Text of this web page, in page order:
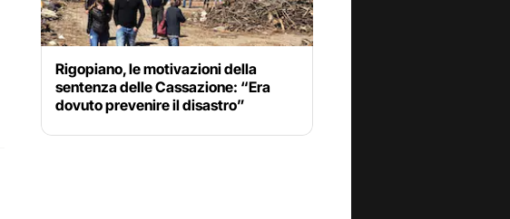
Rigopiano, le motivazioni della
sentenza delle Cassazione: “Era
dovuto prevenire il disastro”